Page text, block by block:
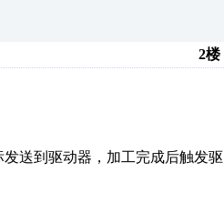
2楼
送到驱动器，加工完成后触发驱